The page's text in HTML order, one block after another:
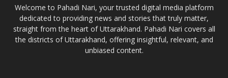
Welcome to Pahadi Nari, your trusted digital media platform
dedicated to providing news and stories that truly matter,
straight from the heart of Uttarakhand. Pahadi Nari covers all
the districts of Uttarakhand, offering insightful, relevant, and
unbiased content.